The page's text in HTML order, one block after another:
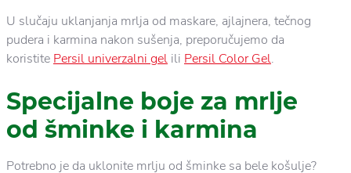
U slučaju uklanjanja mrlja od maskare, ajlajnera, tečnog
pudera i karmina nakon sušenja, preporučujemo da
koristite Persil univerzalni gel ili Persil Color Gel.
Specijalne boje za mrlje
od šminke i karmina
Potrebno je da uklonite mrlju od šminke sa bele košulje?